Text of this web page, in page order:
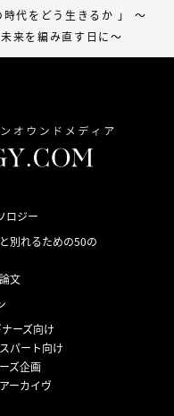
代をどう生きるか 」 ～
来を編み直す日に～
ロジー
別れるための50の
文
ーズ向け
パート向け
ズ企画
ーカイヴ